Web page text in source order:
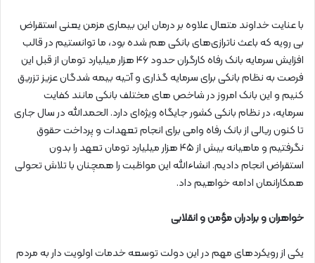
با عنایت خداوند متعال علاوه بر درمان این بیماری مزمن یعنی استقراض
بی رویه که باعث ناترازی‌های بانکی هم شده بود، ما توانستیم در قالب
افزایش سرمایه بانک رفاه کارگران حدود ۴۶ هزار میلیارد تومان از قبل این
فرصت به نظام بانکی برای سرمایه گذاری و آتیه بیمه شدگان عزیز تزریق
کنیم و این بانک امروز در شاخص های مختلف بانکی مانند کفایت
سرمایه، در نظام بانکی کشور جایگاه ویژه‌ای دارد. الحمدالله در سال جاری
تا کنون ریالی از بانک رفاه وامی برای انجام تعهدات و پرداخت حقوق
نگرفتیم و ماهیانه بیش از ۴۵ هزار میلیارد تومان تعهد را بدون
استقراض انجام دادیم. انشاءالله این مواظبت را همچنان با تلاش تحولی
همکارانمان ادامه خواهیم داد.
خواهران و برادران مؤمن و انقلابی
یکی از رویکرد‌های مهم در این دولت توسعه خدمات اولویت دار به مردم